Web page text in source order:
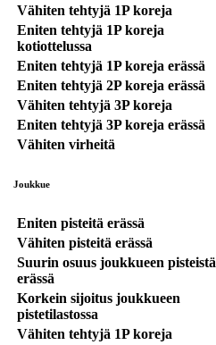
Vähiten tehtyjä 1P koreja
Eniten tehtyjä 1P koreja
kotiottelussa
Eniten tehtyjä 1P koreja erässä
Eniten tehtyjä 2P koreja erässä
Vähiten tehtyjä 3P koreja
Eniten tehtyjä 3P koreja erässä
Vähiten virheitä
Joukkue
Eniten pisteitä erässä
Vähiten pisteitä erässä
Suurin osuus joukkueen pisteistä
erässä
Korkein sijoitus joukkueen
pistetilastossa
Vähiten tehtyjä 1P koreja